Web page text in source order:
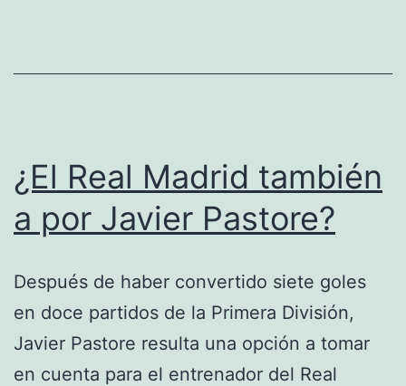
¿El Real Madrid también
a por Javier Pastore?
Después de haber convertido siete goles
en doce partidos de la Primera División,
Javier Pastore resulta una opción a tomar
en cuenta para el entrenador del Real